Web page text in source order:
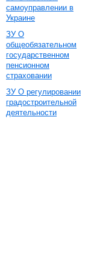
самоуправлении в
Украине
ЗУ О
общеобязательном
государственном
пенсионном
страховании
ЗУ О регулировании
градостроительной
деятельности